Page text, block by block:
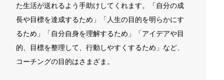
た生活が送れるよう手助けしてくれます。「自分の成
長や目標を達成するため」「人生の目的を明らかにす
るため」「自分自身を理解するため」「アイデアや目
的、目標を整理して、行動しやすくするため」など、
コーチングの目的はさまざま。